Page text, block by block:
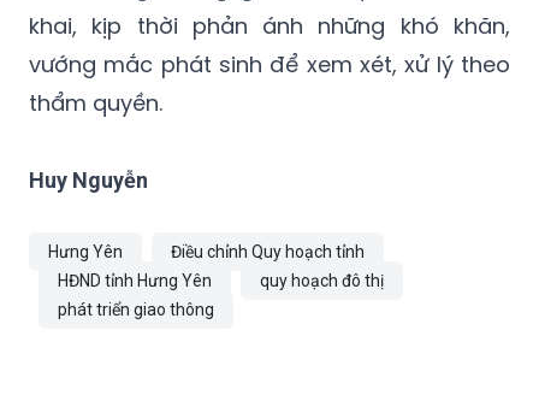
khai, kịp thời phản ánh những khó khăn,
vướng mắc phát sinh để xem xét, xử lý theo
thẩm quyền.
Huy Nguyễn
Hưng Yên
Điều chỉnh Quy hoạch tỉnh
HĐND tỉnh Hưng Yên
quy hoạch đô thị
phát triển giao thông